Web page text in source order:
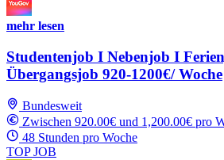
mehr lesen
Studentenjob I Nebenjob I
Übergangsjob 920-1200€/ Woche
Bundesweit
Zwischen 920.00€ und 1,200.00€ pro
48 Stunden pro Woche
TOP JOB